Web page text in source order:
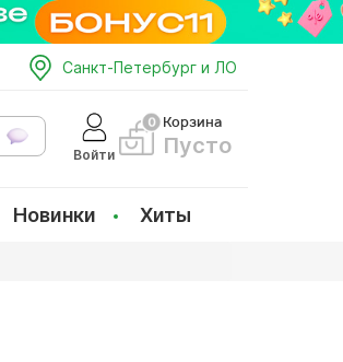
Санкт-Петербург и ЛО
Войти
Корзина
Пусто
Новинки Хиты